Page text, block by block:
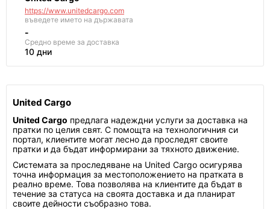
https://www.unitedcargo.com
въведете името на държавата
-
Средно време за доставка
10 дни
United Cargo
United Cargo предлага надеждни услуги за доставка на
пратки по целия свят. С помощта на технологичния си
портал, клиентите могат лесно да проследят своите
пратки и да бъдат информирани за тяхното движение.
Системата за проследяване на United Cargo осигурява
точна информация за местоположението на пратката в
реално време. Това позволява на клиентите да бъдат в
течение за статуса на своята доставка и да планират
своите дейности съобразно това.